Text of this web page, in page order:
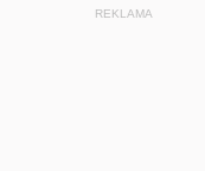
REKLAMA